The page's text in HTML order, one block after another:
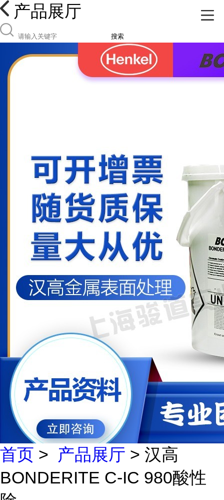
产品展厅
搜索
首页 > 产品展厅 > 汉高
BONDERITE C-IC 980酸性